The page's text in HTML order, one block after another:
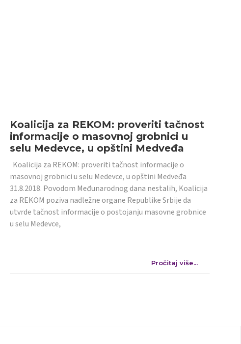
Koalicija za REKOM: proveriti tačnost
informacije o masovnoj grobnici u
selu Medevce, u opštini Medveđa
Koalicija za REKOM: proveriti tačnost informacije o
masovnoj grobnici u selu Medevce, u opštini Medveđa
31.8.2018. Povodom Međunarodnog dana nestalih, Koalicija
za REKOM poziva nadležne organe Republike Srbije da
utvrde tačnost informacije o postojanju masovne grobnice
u selu Medevce,
Pročitaj više...